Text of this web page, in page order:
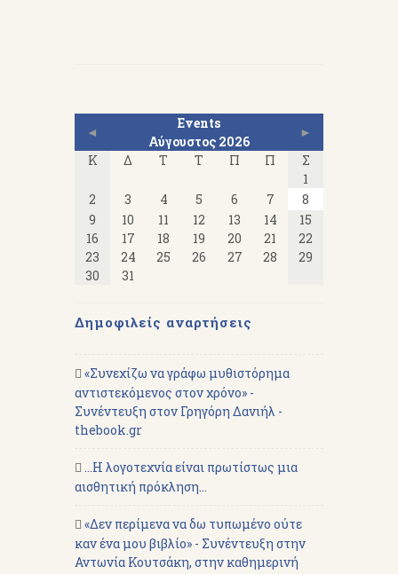
◄
Events
Αύγουστος 2026
►
Κ
Δ Τ Τ Π Π
Σ
1
2
3 4 5 6 7
8
9
10 11 12 13 14
15
16
17 18 19 20 21
22
23
24 25 26 27 28
29
30
31
Δημοφιλείς αναρτήσεις
«Συνεχίζω να γράφω μυθιστόρημα
αντιστεκόμενος στον χρόνο» -
Συνέντευξη στον Γρηγόρη Δανιήλ -
thebook.gr
...Η λογοτεχνία είναι πρωτίστως μια
αισθητική πρόκληση...
«Δεν περίμενα να δω τυπωμένο ούτε
καν ένα μου βιβλίο» - Συνέντευξη στην
Αντωνία Κουτσάκη, στην καθημερινή